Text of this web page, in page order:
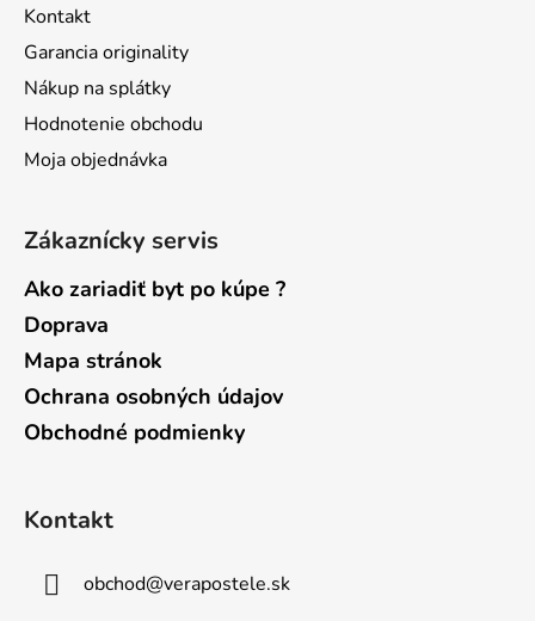
Kontakt
Garancia originality
Nákup na splátky
Hodnotenie obchodu
Moja objednávka
Zákaznícky servis
Ako zariadiť byt po kúpe ?
Doprava
Mapa stránok
Ochrana osobných údajov
Obchodné podmienky
Kontakt
obchod@verapostele.sk